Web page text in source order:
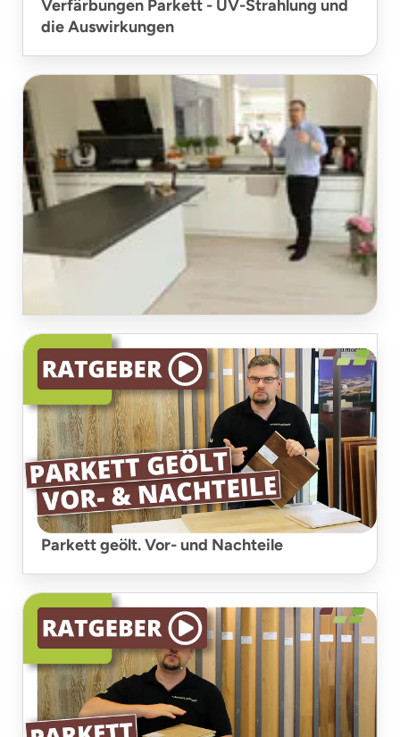
Verfärbungen Parkett - UV-Strahlung und
die Auswirkungen
Parkett in der Küche
Parkett geölt. Vor- und Nachteile